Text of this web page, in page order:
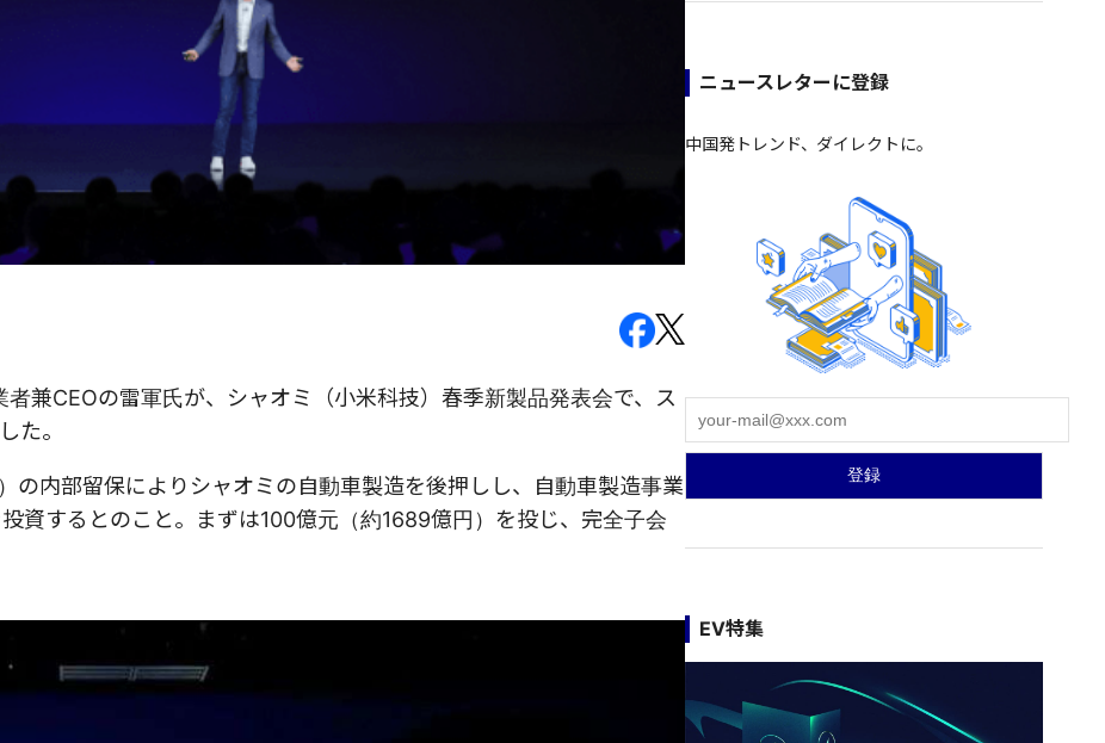
兼CEOの雷軍氏が、シャオミ（小米科技）春季新製品発表会で、ス
た。
の内部留保によりシャオミの自動車製造を後押しし、自動車製造事業
資するとのこと。まずは100億元（約1689億円）を投じ、完全子会
ニュースレターに登録
中国発トレンド、ダイレクトに。
EV特集